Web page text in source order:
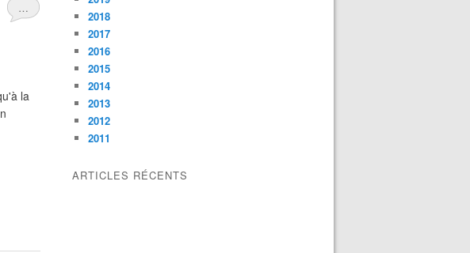
…
la
2018
2017
2016
2015
2014
2013
2012
2011
ARTICLES RÉCENTS